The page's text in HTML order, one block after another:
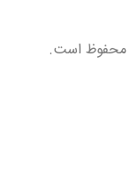
محفوظ است.